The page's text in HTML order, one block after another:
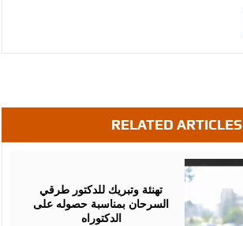
RELATED ARTICLES
تهنئة وتبريك للدكتور طرقي
السرحان بمناسبة حصوله على
الدكتوراه